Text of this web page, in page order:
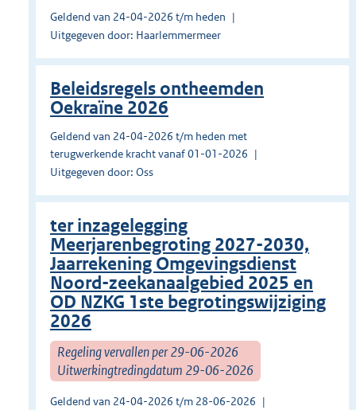
Geldend van 24-04-2026 t/m heden
Uitgegeven door: Haarlemmermeer
Beleidsregels ontheemden
Oekraïne 2026
Geldend van 24-04-2026 t/m heden met
terugwerkende kracht vanaf 01-01-2026
Uitgegeven door: Oss
ter inzagelegging
Meerjarenbegroting 2027-2030,
Jaarrekening Omgevingsdienst
Noord-zeekanaalgebied 2025 en
OD NZKG 1ste begrotingswijziging
2026
Regeling vervallen per 29-06-2026
Uitwerkingtredingdatum 29-06-2026
Geldend van 24-04-2026 t/m 28-06-2026